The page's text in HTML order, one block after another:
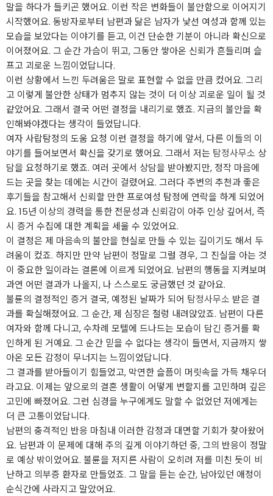
말을 하다가 들키곤 했어요. 이런 작은 변화들이 불안함으로 이어지기
시작했어요. 동방자로부터 남편과 닮은 남자가 낯선 여성과 함께 있는
모습을 보았다는 이야기를 듣고, 이건 단순한 기분이 아니라 확신으로
이어졌어요. 그 순간 가슴이 뛰고, 그동안 쌓아온 신뢰가 흔들리며 슬
프고 괴로운 느낌이었답니다.
이런 상황에서 느낀 두려움은 말로 표현할 수 없을 만큼 컸어요. 그리
고 이렇게 불안한 상태가 멈추지 않는 것이 더 이상 괴로운 일이 될 것
같았어요. 그래서 결국 어떤 결정을 내리기로 했죠. 지금의 불안을 확
인해봐야겠다는 생각이 들었답니다.
여자 사랍탐정의 도움 요청 이런 결정을 하기에 앞서, 다른 이들의 이
야기를 들어보면서 확신을 갖기로 했어요. 그래서 저는 탐정사무소 상
담을 요청하기로 했죠. 여러 곳에서 상담을 받아봤지만, 정작 마음에
드는 곳을 찾는 데에는 시간이 걸렸어요. 그러다 주변의 추천과 좋은
후기들을 참고해서 신뢰할 만한 프로여성 탐정에 연락을 하게 되었어
요. 15년 이상의 경력을 통한 전문성과 신뢰감이 아주 인상 깊어서, 즉
시 증거 수집에 대한 계획을 세울 수 있었어요.
이 결정은 제 마음속의 불안을 현실로 만들 수 있는 길이기도 해서 두
려움이 컸죠. 하지만 만약 남편이 정말로 그럴 경우, 그 진실을 아는 것
이 중요한 일이라는 결론에 이르게 되었어요. 남편의 행동을 지켜보며
과연 어떤 결과가 나올지, 나 스스로도 궁금했던 것 같아요.
불륜의 결정적인 증거 결국, 예정된 날짜가 되어 탐정사무소 받은 결
과를 확실해졌어요. 그 순간, 제 심장은 철렁 내려앉았죠. 남편이 다른
여자와 함께 다니고, 수차례 모텔에 드나드는 모습이 담긴 증거를 확
인하게 된 거예요. 그 순간 믿을 수 없다는 생각이 들면서, 지금까지 쌓
아온 모든 감정이 무너지는 느낌이었답니다.
그 결과를 받아들이기 힘들었고, 막연한 슬픔이 머릿속을 가득 채우더
라고요. 이제는 앞으로의 결혼 생활이 어떻게 변할지를 고민하며 깊은
고민에 빠졌어요. 그런 심경을 누구에게도 말할 수 없었던 저에게는
더 큰 고통이었답니다.
남편의 충격적인 반응 마침내 이러한 감정과 대면할 기회가 찾아왔어
요. 남편과 이 문제에 대해 주의 깊게 이야기하던 중, 그의 반응이 정말
로 예상 밖이었어요. 불륜을 저지른 사람이 오히려 저를 미친 듯이 비
난하고 의부증 환자로 만들었죠. 그 말을 듣는 순간, 남아있던 애정이
순식간에 사라지고 말았어요.